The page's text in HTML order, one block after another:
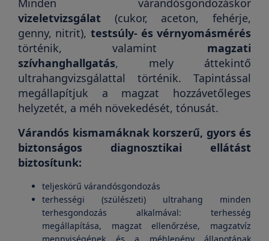
Minden várandósgondozáskor
vizeletvizsgálat (cukor, aceton, fehérje,
genny, nitrit), testsúly- és vérnyomásmérés
történik, valamint magzati
szívhanghallgatás, mely áttekintő
ultrahangvizsgálattal történik. Tapintással
megállapítjuk a magzat hozzávetőleges
helyzetét, a méh növekedését, tónusát.
Várandós kismamáknak korszerű, gyors és
biztonságos diagnosztikai ellátást
biztosítunk:
teljeskörű várandósgondozás
terhességi (szülészeti) ultrahang minden
terhesgondozás alkalmával: terhesség
megállapítása, magzat ellenőrzése, magzatvíz